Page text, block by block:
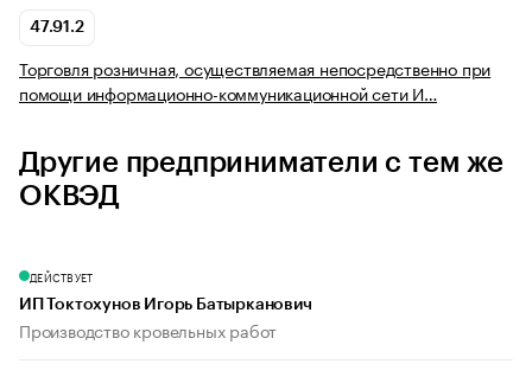
47.91.2
Торговля розничная, осуществляемая непосредственно при
помощи информационно-коммуникационной сети И…
Другие предприниматели с тем же
ОКВЭД
ДЕЙСТВУЕТ
ИП Токтохунов Игорь Батырканович
Производство кровельных работ